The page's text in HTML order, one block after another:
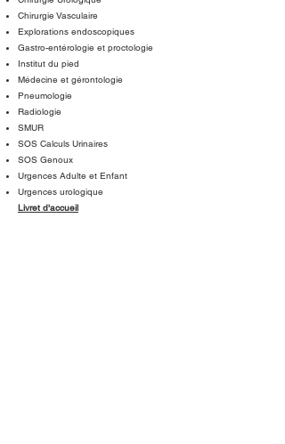
Chirurgie Vasculaire
Explorations endoscopiques
Gastro-entérologie et proctologie
Institut du pied
Médecine et gérontologie
Pneumologie
Radiologie
SMUR
SOS Calculs Urinaires
SOS Genoux
Urgences Adulte et Enfant
Urgences urologique
Livret d'accueil